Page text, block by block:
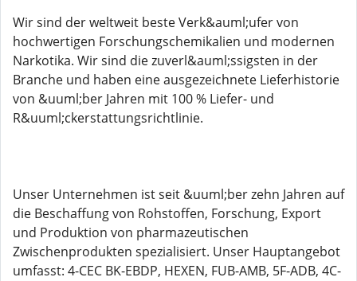
Wir sind der weltweit beste Verk&auml;ufer von
hochwertigen Forschungschemikalien und modernen
Narkotika. Wir sind die zuverl&auml;ssigsten in der
Branche und haben eine ausgezeichnete Lieferhistorie
von &uuml;ber Jahren mit 100 % Liefer- und
R&uuml;ckerstattungsrichtlinie.
Unser Unternehmen ist seit &uuml;ber zehn Jahren auf
die Beschaffung von Rohstoffen, Forschung, Export
und Produktion von pharmazeutischen
Zwischenprodukten spezialisiert. Unser Hauptangebot
umfasst: 4-CEC BK-EBDP, HEXEN, FUB-AMB, 5F-ADB, 4C-